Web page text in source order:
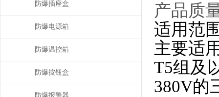
产品质
适用范
主要适
T5组及
380V的
防爆插座盒
防爆电源箱
防爆温控箱
防爆按钮盒
防爆报警器